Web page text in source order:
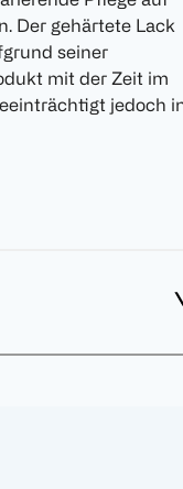
Der gehärtete Lack
seiner
mit der Zeit im
jedoch